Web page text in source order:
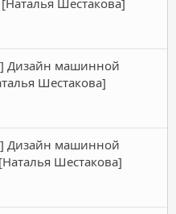
Дизайн машинной
Шестакова]
Дизайн машинной
Шестакова]